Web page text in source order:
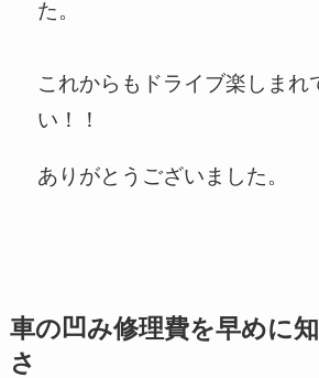
た。
これからもドライブ楽しまれ
い！！
ありがとうございました。
車の凹み修理費を早めに
さ